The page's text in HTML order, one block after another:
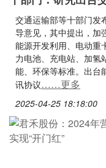
交通运输部等十部门发
导意见，其中提出，加
能源开发利用、电动重
力电池、充电站、加氢
能、环保等标准。出台
讯协议……更多
2025-04-25 18:18:00